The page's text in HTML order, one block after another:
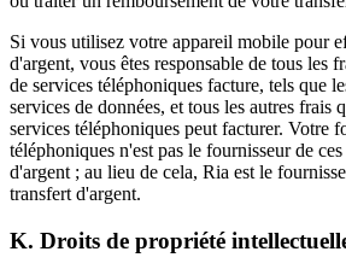
Si vous utilisez votre appareil mobile pour
d'argent, vous êtes responsable de tous les
de services téléphoniques facture, tels que
services de données, et tous les autres frais
services téléphoniques peut facturer. Votre
téléphoniques n'est pas le fournisseur de
d'argent ; au lieu de cela, Ria est le
transfert d'argent.
K. Droits de propriété